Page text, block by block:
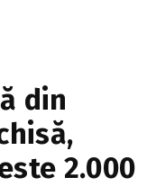
din
2.000